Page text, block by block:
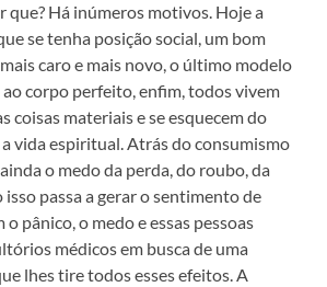
que? Há inúmeros motivos. Hoje a
se tenha posição social, um bom
caro e mais novo, o último modelo
ao corpo perfeito, enfim, todos vivem
coisas materiais e se esquecem do
vida espiritual. Atrás do consumismo
o medo da perda, do roubo, da
passa a gerar o sentimento de
o pânico, o medo e essas pessoas
médicos em busca de uma
lhes tire todos esses efeitos. A